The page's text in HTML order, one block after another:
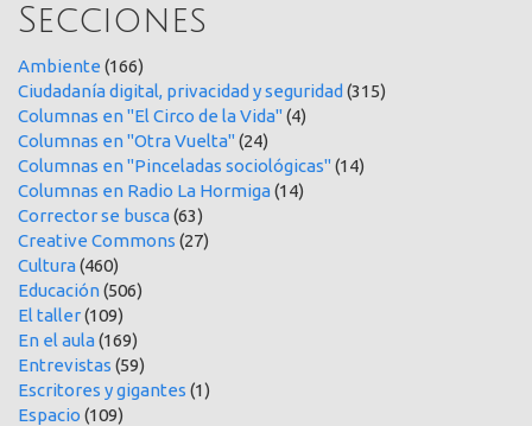
Secciones
Ambiente (166)
Ciudadanía digital, privacidad y seguridad (315)
Columnas en "El Circo de la Vida"(4)
Columnas en "Otra Vuelta"(24)
Columnas en "Pinceladas sociológicas"(14)
Columnas en Radio La Hormiga(14)
Corrector se busca(63)
Creative Commons (27)
Cultura(460)
Educación(506)
El taller(109)
En el aula(169)
Entrevistas (59)
Escritores y gigantes (1)
Espacio (109)